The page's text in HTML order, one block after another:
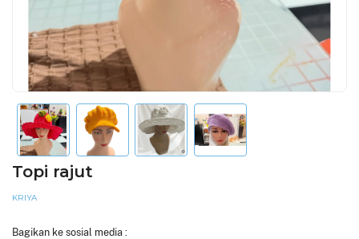
Topi rajut
KRIYA
Bagikan ke sosial media :